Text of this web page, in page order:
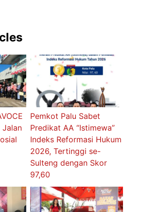
Jalan
Pemkot Palu Sabet
Predikat AA “Istimewa”
Indeks Reformasi Hukum
2026, Tertinggi se-
Sulteng dengan Skor
97,60